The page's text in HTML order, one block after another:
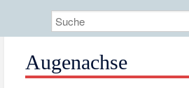
Augenachse